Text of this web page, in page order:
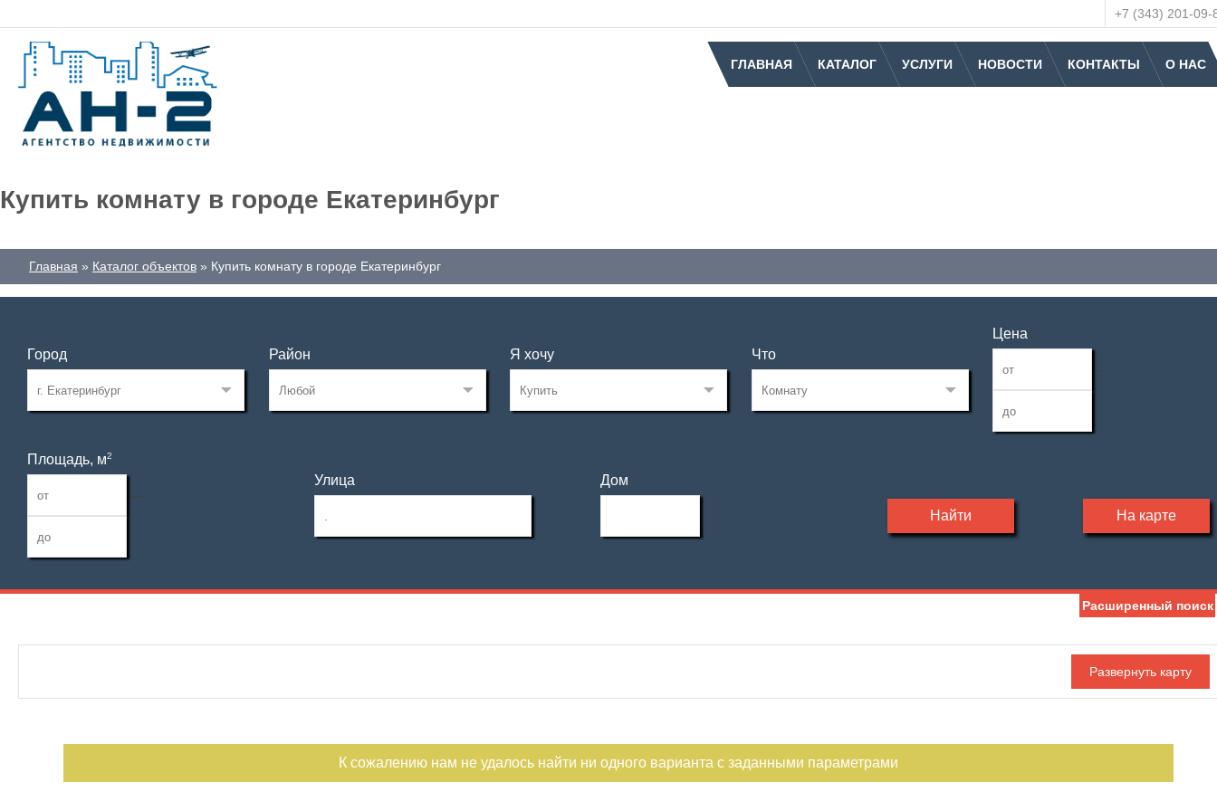
+7 (343) 201-09-
ГЛАВНАЯ КАТАЛОГ УСЛУГИ НОВОСТИ КОНТАКТЫ О НАС
Купить комнату в городе Екатеринбург
Главная Каталог объектов Купить комнату в городе Екатеринбург
Город Район Я хочу Что
Цена
—
Площадь, м2
—
Улица Дом
Найти На карте
—
Не последний
Обмен
Расширенный поиск
К сожалению нам не удалось найти ни одного варианта с заданными параметрами